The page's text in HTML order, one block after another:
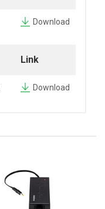
Download
Link
Download